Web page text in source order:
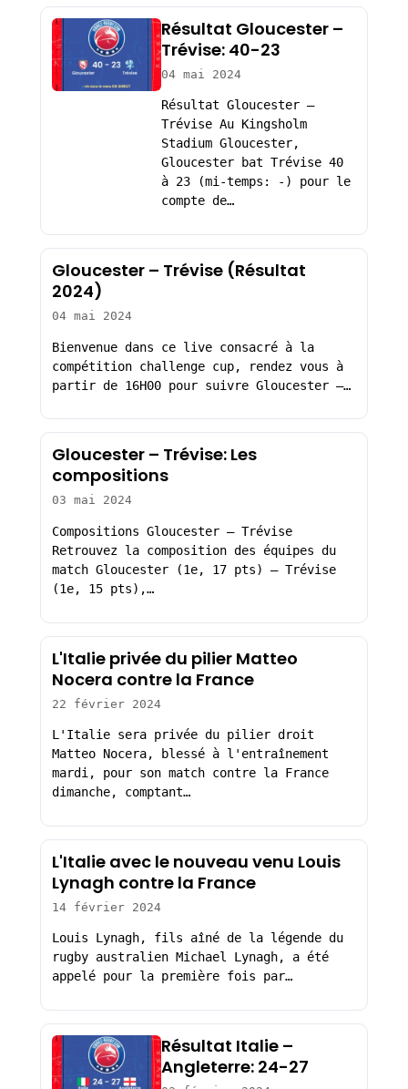
Résultat Gloucester –
Trévise: 40-23
04 mai 2024
Résultat Gloucester –
Trévise Au Kingsholm
Stadium Gloucester,
Gloucester bat Trévise 40
à 23 (mi-temps: -) pour le
compte de…
Gloucester – Trévise (Résultat
2024)
04 mai 2024
Bienvenue dans ce live consacré à la
compétition challenge cup, rendez vous à
partir de 16H00 pour suivre Gloucester –…
Gloucester – Trévise: Les
compositions
03 mai 2024
Compositions Gloucester – Trévise
Retrouvez la composition des équipes du
match Gloucester (1e, 17 pts) – Trévise
(1e, 15 pts),…
L'Italie privée du pilier Matteo
Nocera contre la France
22 février 2024
L'Italie sera privée du pilier droit
Matteo Nocera, blessé à l'entraînement
mardi, pour son match contre la France
dimanche, comptant…
L'Italie avec le nouveau venu Louis
Lynagh contre la France
14 février 2024
Louis Lynagh, fils aîné de la légende du
rugby australien Michael Lynagh, a été
appelé pour la première fois par…
Résultat Italie –
Angleterre: 24-27